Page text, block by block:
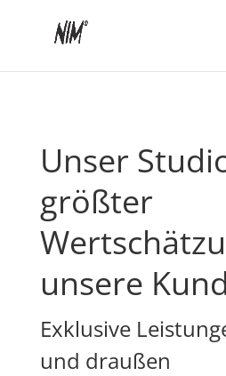
Unser
größter
unsere
Exklusive
und draußen